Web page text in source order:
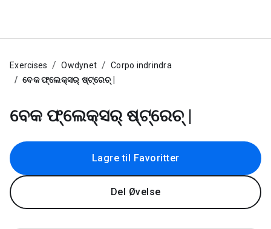
Exercises Owdynet
Corpo indrindra
ବେକ ଫ୍ଲେକ୍ସର୍ ଷ୍ଟ୍ରେଚ୍ |
ବେକ ଫ୍ଲେକ୍ସର୍ ଷ୍ଟ୍ରେଚ୍ |
Lagre til Favoritter
Del Øvelse